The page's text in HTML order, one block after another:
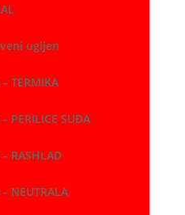
ugljen
TERMIKA
PERILICE SUĐA
RASHLAD
NEUTRALA